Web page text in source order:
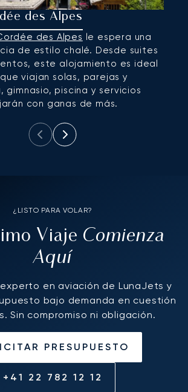
des Alpes
des Alpes le espera una
de estilo chalé. Desde suites
este alojamiento es ideal
viajan solas, parejas y
gimnasio, piscina y servicios
con ganas de más.
¿LISTO PARA VOLAR?
Viaje Comienza
Aquí
en aviación de LunaJets y
bajo demanda en cuestión
Sin compromiso ni obligación.
PRESUPUESTO
+41 22 782 12 12